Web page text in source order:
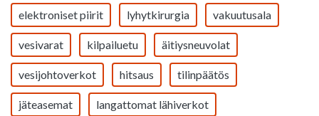
elektroniset piirit lyhytkirurgia vakuutusala
vesivarat kilpailuetu äitiysneuvolat
vesijohtoverkot hitsaus tilinpäätös
jäteasemat langattomat lähiverkot